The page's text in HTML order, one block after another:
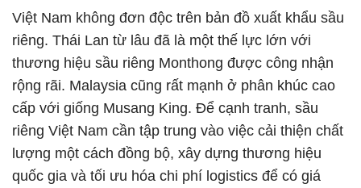
Việt Nam không đơn độc trên bản đồ xuất khẩu sầu
riêng. Thái Lan từ lâu đã là một thế lực lớn với
thương hiệu sầu riêng Monthong được công nhận
rộng rãi. Malaysia cũng rất mạnh ở phân khúc cao
cấp với giống Musang King. Để cạnh tranh, sầu
riêng Việt Nam cần tập trung vào việc cải thiện chất
lượng một cách đồng bộ, xây dựng thương hiệu
quốc gia và tối ưu hóa chi phí logistics để có giá